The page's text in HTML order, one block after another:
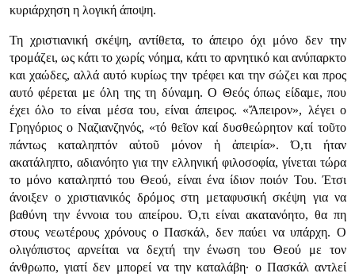
κυριάρχηση η λογική άποψη.
Τη χριστιανική σκέψη, αντίθετα, το άπειρο όχι μόνο δεν την
τρομάζει, ως κάτι το χωρίς νόημα, κάτι το αρνητικό και ανύπαρκτο
και χαώδες, αλλά αυτό κυρίως την τρέφει και την σώζει και προς
αυτό φέρεται με όλη της τη δύναμη. Ο Θεός όπως είδαμε, που
έχει όλο το είναι μέσα του, είναι άπειρος. «Ἄπειρον», λέγει ο
Γρηγόριος ο Ναζιανζηνός, «τό θεῖον καί δυσθεώρητον καί τοῦτο
πάντως καταληπτόν αὐτοῦ μόνον ἡ ἀπειρία». Ό,τι ήταν
ακατάληπτο, αδιανόητο για την ελληνική φιλοσοφία, γίνεται τώρα
το μόνο καταληπτό του Θεού, είναι ένα ίδιον ποιόν Του. Έτσι
άνοιξεν ο χριστιανικός δρόμος στη μεταφυσική σκέψη για να
βαθύνη την έννοια του απείρου. Ό,τι είναι ακατανόητο, θα πη
στους νεωτέρους χρόνους ο Πασκάλ, δεν παύει να υπάρχη. Ο
ολιγόπιστος αρνείται να δεχτή την ένωση του Θεού με τον
άνθρωπο, γιατί δεν μπορεί να την καταλάβη· ο Πασκάλ αντλεί